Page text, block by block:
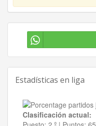
Estadísticas en liga
Clasificación actual: